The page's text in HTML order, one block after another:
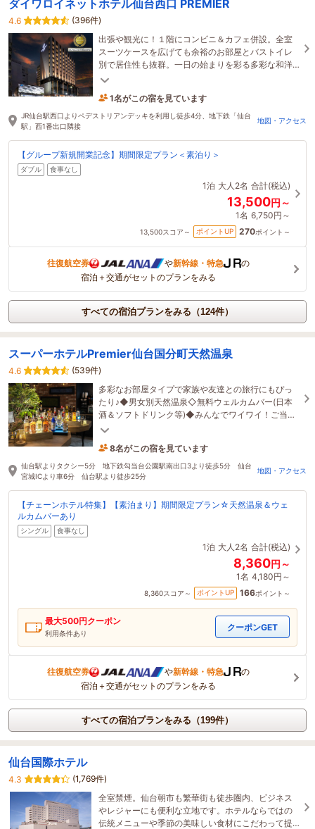
ダイワロイネットホテル仙台西口 PREMIER
4.6
(396件)
出張や観光に！１階にコンビニ＆カフェ併設。全室
スーツケースを広げても余裕のお部屋とバストイレ
別で居住性も抜群。一日の始まりを彩る多彩な和洋
ビュッフェ朝食で、心やすらぐ特別な寛ぎの時間を♪
1名がこの宿を見ています
24分前に予約されました
JR仙台駅西口よりペデストリアンデッキを利用し徒歩4分、地下鉄「仙台
駅」西1番出口隣接
地図・アクセス
【グループ新規開業記念】期間限定プラン＜素泊り＞
ダブル 食事なし
1泊 大人2名 合計(税込)
13,500円～
1名 6,750円～
13,500スコア～ ポイントUP 270ポイント～
往復航空券 や新幹線・特急
の
宿泊＋交通がセットのプランをみる
すべての宿泊プランをみる（124件）
スーパーホテルPremier仙台国分町天然温泉
4.6
(539件)
多彩なお部屋タイプで家族や友達との旅行にもぴっ
たり♪◆男女別天然温泉◇無料ウェルカムバー(日本
酒＆ソフトドリンク等)◆みんなでワイワイ！ご当地
朝食◇女性専用フロア＆ReFaルームも完備
8名がこの宿を見ています
59分前に予約されました
仙台駅よりタクシー5分 地下鉄勾当台公園駅南出口3より徒歩5分 仙台
宮城ICより車6分 仙台駅より徒歩25分
地図・アクセス
【チェーンホテル特集】【素泊まり】期間限定プラン☆天然温泉＆ウェ
ルカムバーあり
シングル 食事なし
1泊 大人2名 合計(税込)
8,360円～
1名 4,180円～
8,360スコア～ ポイントUP 166ポイント～
最大500円クーポン
利用条件あり
クーポンGET
往復航空券 や新幹線・特急
の
宿泊＋交通がセットのプランをみる
すべての宿泊プランをみる（199件）
仙台国際ホテル
4.3
(1,769件)
全室禁煙。仙台朝市も繁華街も徒歩圏内、ビジネス
やレジャーにも便利な立地です。ホテルならではの
伝統メニューや季節の美味しい食材にこだわって提